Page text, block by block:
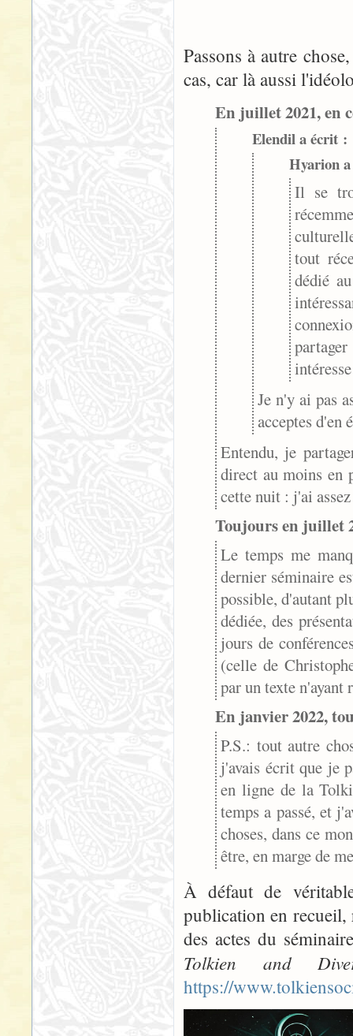
Passons à autre
cas, car là aussi
En juillet 2021, en
Elendil a écrit :
Hyarion
Il se
tout
dédié
Je n'y ai pas
acceptes d'en
Entendu, je
direct au moins en
cette nuit : j'ai
Toujours en juillet
Le temps me
dernier séminaire
possible, d'autant
dédiée, des
jours de
(celle de
par un texte n'ayant
En janvier 2022,
P.S.: tout autre
j'avais écrit que je
en ligne de la
temps a passé, et
choses, dans ce
être, en marge de
À défaut de
publication en recueil,
des actes du
Tolkien and
https://